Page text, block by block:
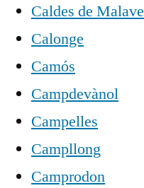
Caldes de
Calonge
Camós
Campdevànol
Campelles
Campllong
Camprodon